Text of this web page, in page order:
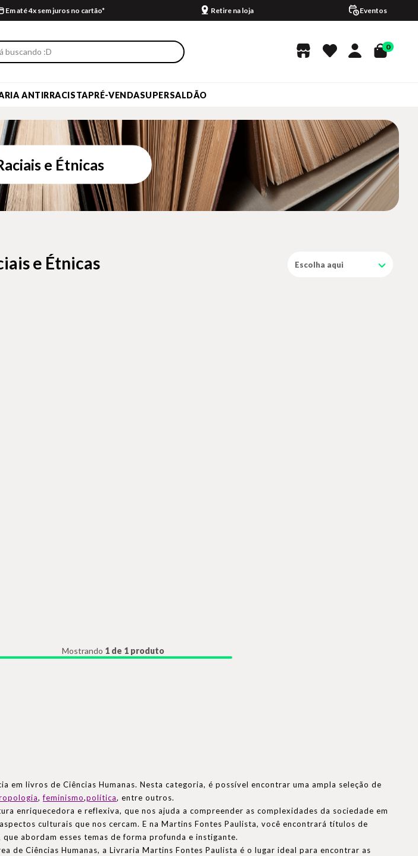
Em até 4x sem juros no cartão* Retire na loja Eventos
0
ANTIRRACISTAPRÉ-VENDASUPERSALDÃO
e Étnicas
e Étnicas Escolha aqui
Mostrando 1 de 1 produto
em livros de Ciências Humanas. Nesta categoria, é possível encontrar uma ampla seleção de
,feminismo,política, entre outros.
enriquecedora e reflexiva, que nos ajuda a compreender as complexidades da sociedade em
culturais que nos cercam. E na Martins Fontes Paulista, você encontrará títulos de
abordam esses temas de forma profunda e instigante.
de Ciências Humanas, a Livraria Martins Fontes Paulista é o lugar ideal para encontrar as